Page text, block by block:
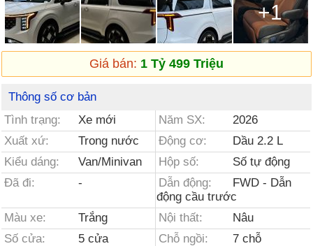
+1
Giá bán: 1 Tỷ 499 Triệu
Thông số cơ bản
Tình trạng:
Xe mới Năm SX:
2026
Xuất xứ:
Trong nước Động cơ:
Dầu 2.2 L
Kiểu dáng:
Van/Minivan Hộp số:
Số tự động
Đã đi:
- Dẫn động:
FWD - Dẫn
động cầu trước
Màu xe:
Trắng Nội thất:
Nâu
Số cửa:
5 cửa Chỗ ngồi:
7 chỗ